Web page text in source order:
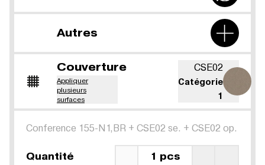
Autres
Couverture
Appliquer
plusieurs
surfaces
CSE02
Catégorie
1
Conference 155-N1,BR + CSE02 se. + CSE02 op.
Quantité 1 pcs